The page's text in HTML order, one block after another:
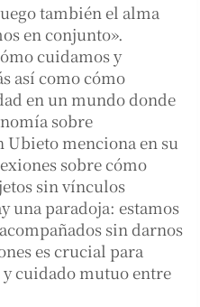
también el alma
en conjunto».
cuidamos y
así como cómo
en un mundo donde
sobre
Ubieto menciona en su
sobre cómo
sin vínculos
una paradoja: estamos
sin darnos
es crucial para
cuidado mutuo entre